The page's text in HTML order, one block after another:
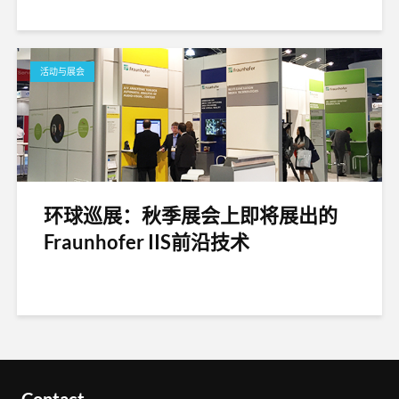
活动与展会
环球巡展：秋季展会上即将展出的
Fraunhofer IIS前沿技术